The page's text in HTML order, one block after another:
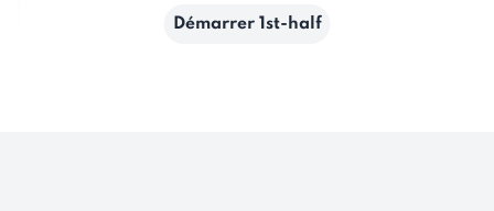
Démarrer 1st-half